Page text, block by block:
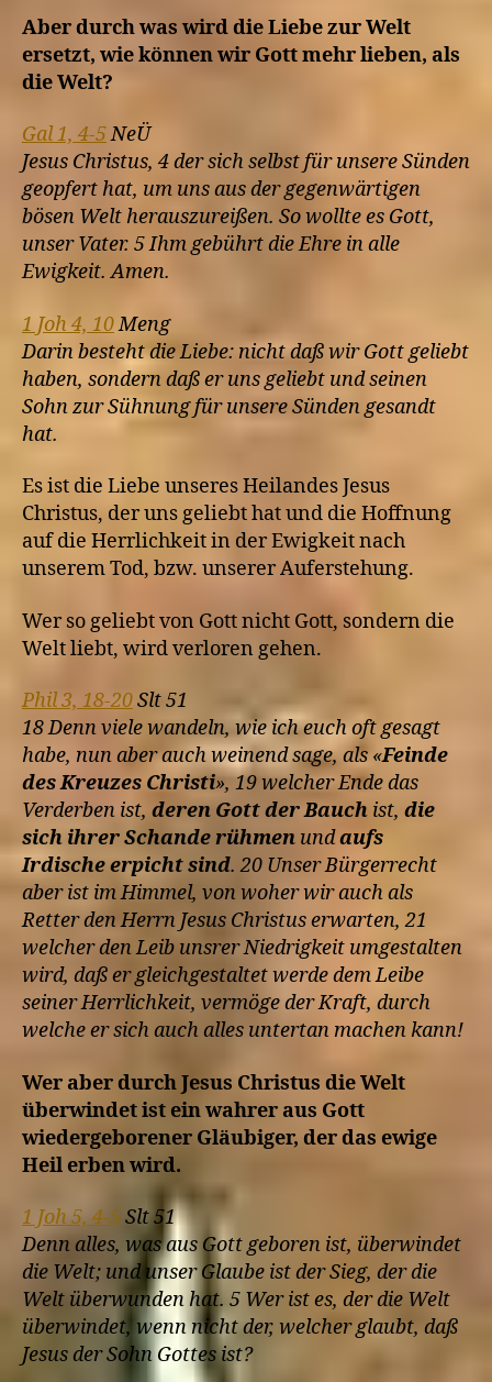
Aber durch was wird die Liebe zur Welt
ersetzt, wie können wir Gott mehr lieben, als
die Welt?
Gal 1, 4-5NeÜ
Jesus Christus, 4 der sich selbst für unsere Sünden
geopfert hat, um uns aus der gegenwärtigen
bösen Welt herauszureißen. So wollte es Gott,
unser Vater. 5 Ihm gebührt die Ehre in alle
Ewigkeit. Amen.
1 Joh 4, 10Meng
Darin besteht die Liebe: nicht daß wir Gott geliebt
haben, sondern daß er uns geliebt und seinen
Sohn zur Sühnung für unsere Sünden gesandt
hat.
Es ist die Liebe unseres Heilandes Jesus
Christus, der uns geliebt hat und die Hoffnung
auf die Herrlichkeit in der Ewigkeit nach
unserem Tod, bzw. unserer Auferstehung.
Wer so geliebt von Gott nicht Gott, sondern die
Welt liebt, wird verloren gehen.
Phil 3, 18-20Slt 51
18 Denn viele wandeln, wie ich euch oft gesagt
habe, nun aber auch weinend sage, als «Feinde
des Kreuzes Christi», 19 welcher Ende das
Verderben ist, deren Gott der Bauch ist, die
sich ihrer Schande rühmen undaufs
Irdische erpicht sind. 20 Unser Bürgerrecht
aber ist im Himmel, von woher wir auch als
Retter den Herrn Jesus Christus erwarten, 21
welcher den Leib unsrer Niedrigkeit umgestalten
wird, daß er gleichgestaltet werde dem Leibe
seiner Herrlichkeit, vermöge der Kraft, durch
welche er sich auch alles untertan machen kann!
Wer aber durch Jesus Christus die Welt
überwindet ist ein wahrer aus Gott
wiedergeborener Gläubiger, der das ewige
Heil erben wird.
1 Joh 5, 4-5Slt 51
Denn alles, was aus Gott geboren ist, überwindet
die Welt; und unser Glaube ist der Sieg, der die
Welt überwunden hat. 5 Wer ist es, der die Welt
überwindet, wenn nicht der, welcher glaubt, daß
Jesus der Sohn Gottes ist?